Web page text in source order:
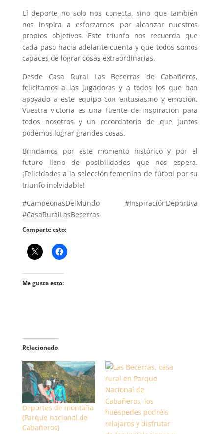
El deporte no solo nos conecta, sino que también
nos inspira a esforzarnos por alcanzar nuestros
propios objetivos. Este triunfo nos recuerda que
cada paso hacia adelante cuenta y que todos somos
capaces de lograr cosas extraordinarias.
Desde Casa Rural Las Becerras de Cabañeros,
felicitamos a las jugadoras y a todos los que han
apoyado a este equipo con entusiasmo y emoción.
Vuestra victoria es una fuente de inspiración para
todos nosotros y un recordatorio de que juntos
podemos lograr grandes cosas.
Brindamos por este momento histórico y por el
futuro lleno de posibilidades que nos espera.
¡Felicidades a la selección femenina de fútbol por su
triunfo inolvidable!
#CampeonasDelMundo #InspiraciónDeportiva
#CasaRuralLasBecerras
Comparte esto:
Me gusta esto:
Relacionado
Deportes de montaña
(Parque nacional de
Cabañeros)